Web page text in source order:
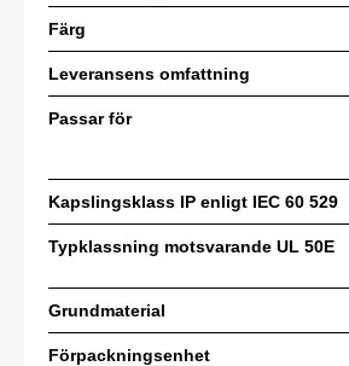
Färg
Leveransens omfattning
Passar för
Kapslingsklass IP enligt IEC 60 529
Typklassning motsvarande UL 50E
Grundmaterial
Förpackningsenhet